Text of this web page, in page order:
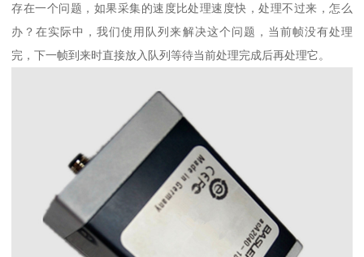
存在一个问题，如果采集的速度比处理速度快，处理不过来，怎么
办？在实际中，我们使用队列来解决这个问题，当前帧没有处理
完，下一帧到来时直接放入队列等待当前处理完成后再处理它。